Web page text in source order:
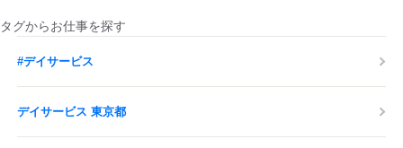
タグからお仕事を探す
#デイサービス
デイサービス 東京都